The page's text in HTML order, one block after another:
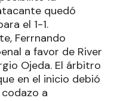
quedó
el 1-1.
Ferrnando
a favor de River
Ojeda. El árbitro
en el inicio debió
a